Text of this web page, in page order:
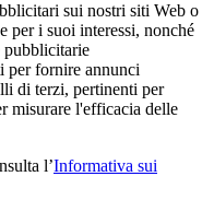
sui nostri siti Web o
per i suoi interessi, nonché
pubblicitarie
per fornire annunci
di terzi, pertinenti per
misurare l'efficacia delle
l’Informativa sui